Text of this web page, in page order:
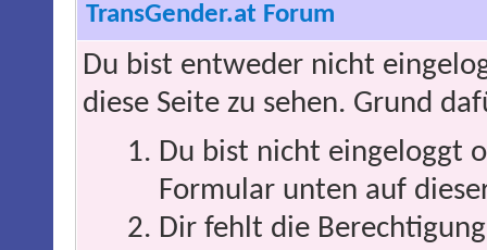
TransGender.at Forum
Du bist entweder nicht
diese Seite zu sehen. Grund
Du bist nicht eingeloggt
Formular unten auf
Dir fehlt die